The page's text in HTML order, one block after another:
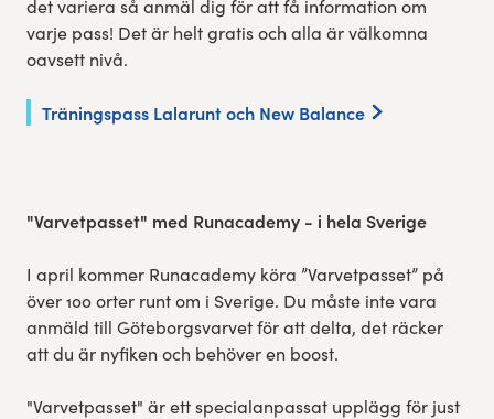
det variera så anmäl dig för att få information om
varje pass! Det är helt gratis och alla är välkomna
oavsett nivå.
Träningspass Lalarunt och New Balance
"Varvetpasset" med Runacademy - i hela Sverige
I april kommer Runacademy köra ”Varvetpasset” på
över 100 orter runt om i Sverige. Du måste inte vara
anmäld till Göteborgsvarvet för att delta, det räcker
att du är nyfiken och behöver en boost.
"Varvetpasset" är ett specialanpassat upplägg för just